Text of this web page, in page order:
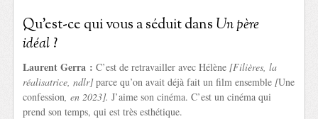
Qu’est-ce qui vous a séduit dans Un père
idéal ?
Laurent Gerra : C’est de retravailler avec Hélène [Filières, la
réalisatrice, ndlr]parce qu’on avait déjà fait un film ensemble [Une
confession, en 2023]. J’aime son cinéma. C’est un cinéma qui
prend son temps, qui est très esthétique.